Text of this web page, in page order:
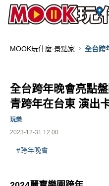
MOOK玩什麼‧景點家
全台跨
全台跨年晚會亮點
青跨年在台東 演出
2023-12-31 12:00
玩樂
#跨年晚會